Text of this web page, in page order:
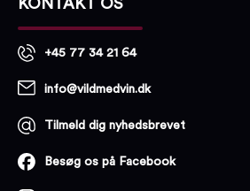
KONTAKT OS
+45 77 34 21 64
info@vildmedvin.dk
Tilmeld dig nyhedsbrevet
Besøg os på Facebook